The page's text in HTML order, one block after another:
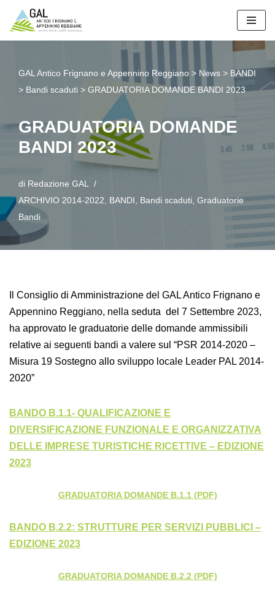
Vai
GAL Antico Frignano e Appennino Reggiano > News > BANDI
> Bandi scaduti > GRADUATORIA DOMANDE BANDI 2023
GRADUATORIA DOMANDE
BANDI 2023
di Redazione GAL
ARCHIVIO 2014-2022
BANDI Bandi scaduti Graduatorie
Bandi
Il Consiglio di Amministrazione del GAL Antico Frignano e
Appennino Reggiano, nella seduta del 7 Settembre 2023,
ha approvato le graduatorie delle domande ammissibili
relative ai seguenti bandi a valere sul “PSR 2014-2020 –
Misura 19 Sostegno allo sviluppo locale Leader PAL 2014-
2020”
BANDO B.1.1- QUALIFICAZIONE E
DIVERSIFICAZIONE FUNZIONALE E ORGANIZZATIVA
DELLE IMPRESE TURISTICHE RICETTIVE – EDIZIONE
2023
GRADUATORIA DOMANDE B.1.1 (PDF)
BANDO B.2.2: STRUTTURE PER SERVIZI PUBBLICI –
EDIZIONE 2023
GRADUATORIA DOMANDE B.2.2 (PDF)